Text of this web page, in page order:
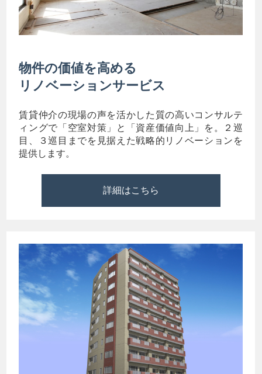
物件の価値を高める
リノベーションサービス
賃貸仲介の現場の声を活かした質の高いコンサルテ
ィングで「空室対策」と「資産価値向上」を。２巡
目、３巡目までを見据えた戦略的リノベーションを
提供します。
詳細はこちら